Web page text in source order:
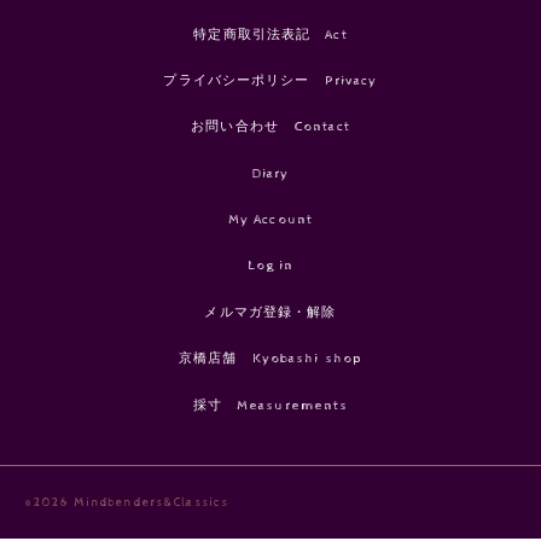
特定商取引法表記 Act
プライバシーポリシー Privacy
お問い合わせ Contact
Diary
My Account
Log in
メルマガ登録・解除
京橋店舗 Kyobashi shop
採寸 Measurements
©2026 Mindbenders&Classics